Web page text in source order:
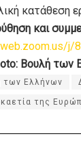
κατάθεση
και
j/
Βουλή των
των Ελλήνων
της